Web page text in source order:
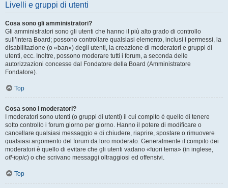
Livelli e gruppi di utenti
Cosa sono gli amministratori?
Gli amministratori sono gli utenti che hanno il più alto grado di controllo
sull’intera Board; possono controllare qualsiasi elemento, inclusi i permessi, la
disabilitazione (o «ban») degli utenti, la creazione di moderatori e gruppi di
utenti, ecc. Inoltre, possono moderare tutti i forum, a seconda delle
autorizzazioni concesse dal Fondatore della Board (Amministratore
Fondatore).
Top
Cosa sono i moderatori?
I moderatori sono utenti (o gruppi di utenti) il cui compito è quello di tenere
sotto controllo i forum giorno per giorno. Hanno il potere di modificare o
cancellare qualsiasi messaggio e di chiudere, riaprire, spostare o rimuovere
qualsiasi argomento del forum da loro moderato. Generalmente il compito dei
moderatori è quello di evitare che gli utenti vadano «fuori tema» (in inglese,
off-topic) o che scrivano messaggi oltraggiosi ed offensivi.
Top